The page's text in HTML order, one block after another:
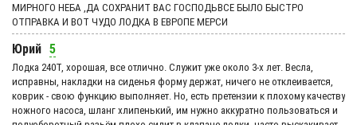
МИРНОГО НЕБА ,ДА СОХРАНИТ ВАС ГОСПОДЬВСЕ БЫЛО БЫСТРО
ОТПРАВКА И ВОТ ЧУДО ЛОДКА В ЕВРОПЕ МЕРСИ
Юрий 5
Лодка 240Т, хорошая, все отлично. Служит уже около 3-х лет. Весла,
исправны, накладки на сиденья форму держат, ничего не отклеивается,
коврик - свою функцию выполняет. Но, есть претензии к плохому качеству
ножного насоса, шланг хлипенький, им нужно аккуратно пользоваться и